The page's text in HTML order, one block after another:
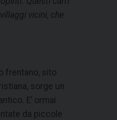
vicini, che
frentano, sito
sorge un
E’ ormai
da piccole